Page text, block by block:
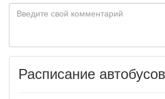
Расписание автобусов